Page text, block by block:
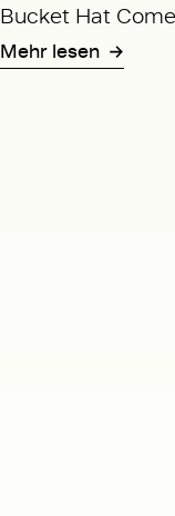
Bucket Hat
Mehr lesen